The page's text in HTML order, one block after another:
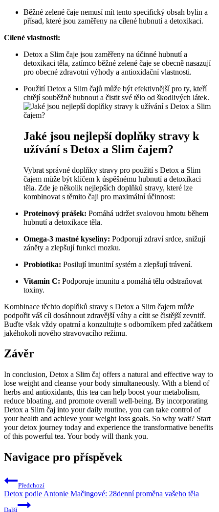
Běžné zelené čaje nemusí mít tento specifický obsah bylin a
přísad, které jsou zaměřeny na cílené hubnutí a detoxikaci.
Cílené vlastnosti:
Detox a Slim čaje jsou zaměřeny na účinné hubnutí a
detoxikaci těla, zatímco běžné zelené čaje se obecně nasazují
pro obecné zdravotní výhody a antioxidační vlastnosti.
Použití Detox a Slim čajů může být efektivnější pro ty, kteří
chtějí souběžně hubnout a čistit své tělo od škodlivých látek.
Jaké jsou nejlepší doplňky stravy k
užívání s Detox a Slim čajem?
Vybrat správné doplňky stravy pro použití s Detox a Slim
čajem může být klíčem k úspěšnému hubnutí a detoxikaci
těla. Zde je několik nejlepších doplňků stravy, které lze
kombinovat s těmito čaji pro maximální účinnost:
Proteinový prášek: Pomáhá udržet svalovou hmotu během
hubnutí a detoxikace těla.
Omega-3 mastné kyseliny: Podporují zdraví srdce, snižují
záněty a zlepšují funkci mozku.
Probiotika: Posilují imunitní systém a zlepšují trávení.
Vitamin C: Podporuje imunitu a pomáhá tělu odstraňovat
toxiny.
Kombinace těchto doplňků stravy s Detox a Slim čajem může
podpořit váš cíl dosáhnout zdravější váhy a cítit se čistější zevnitř.
Buďte však vždy opatrní a konzultujte s odborníkem před začátkem
jakéhokoli nového stravovacího režimu.
Závěr
In conclusion, Detox a Slim čaj offers a natural and effective way to
lose weight and cleanse your body simultaneously. With a blend of
herbs and antioxidants, this tea can help boost your metabolism,
reduce bloating, and promote overall well-being. By incorporating
Detox a Slim čaj into your daily routine, you can take control of
your health and achieve your weight loss goals. So why wait? Start
your detox journey today and experience the transformative benefits
of this powerful tea. Your body will thank you.
Navigace pro příspěvek
Předchozí
Detox podle Antonie Mačingové: 28denní proměna vašeho těla
Další